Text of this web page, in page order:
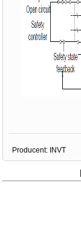
Producent: INVT